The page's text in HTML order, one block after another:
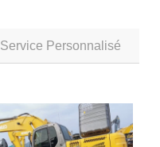
Service Personnalisé